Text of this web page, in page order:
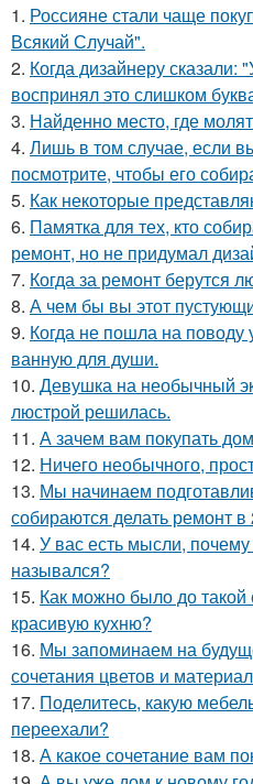
1. Россияне стали чаще
Всякий Случай".
2. Когда дизайнеру сказали:
воспринял это слишком
3. Найденно место, где
4. Лишь в том случае, если
посмотрите, чтобы его
5. Как некоторые
6. Памятка для тех, кто
ремонт, но не придумал
7. Когда за ремонт берутся
8. А чем бы вы этот
9. Когда не пошла на поводу
ванную для души.
10. Девушка на необычный
люстрой решилась.
11. А зачем вам покупать
12. Ничего необычного,
13. Мы начинаем
собираются делать ремонт в
14. У вас есть мысли,
назывался?
15. Как можно было до такой
красивую кухню?
16. Мы запоминаем на
сочетания цветов и
17. Поделитесь, какую
переехали?
18. А какое сочетание вам